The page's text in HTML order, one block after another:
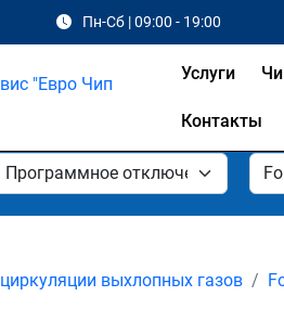
Пн-Сб | 09:00 - 19:00
Услуги
Контакты
выхлопных газов